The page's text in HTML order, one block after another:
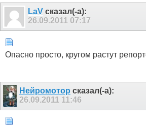
LaV сказал(-а):
26.09.2011 07:17
Опасно просто, кругом растут
Нейромотор сказал(-а):
26.09.2011 11:46